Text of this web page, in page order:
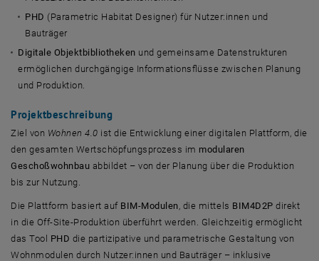
PHD (Parametric Habitat Designer) für Nutzer:innen und
Bauträger
Digitale Objektbibliotheken und gemeinsame Datenstrukturen
ermöglichen durchgängige Informationsflüsse zwischen Planung
und Produktion.
Projektbeschreibung
Ziel von Wohnen 4.0 ist die Entwicklung einer digitalen Plattform, die
den gesamten Wertschöpfungsprozess im modularen
Geschoßwohnbau abbildet – von der Planung über die Produktion
bis zur Nutzung.
Die Plattform basiert auf BIM-Modulen, die mittels BIM4D2P direkt
in die Off-Site-Produktion überführt werden. Gleichzeitig ermöglicht
das Tool PHD die partizipative und parametrische Gestaltung von
Wohnmodulen durch Nutzer:innen und Bauträger – inklusive